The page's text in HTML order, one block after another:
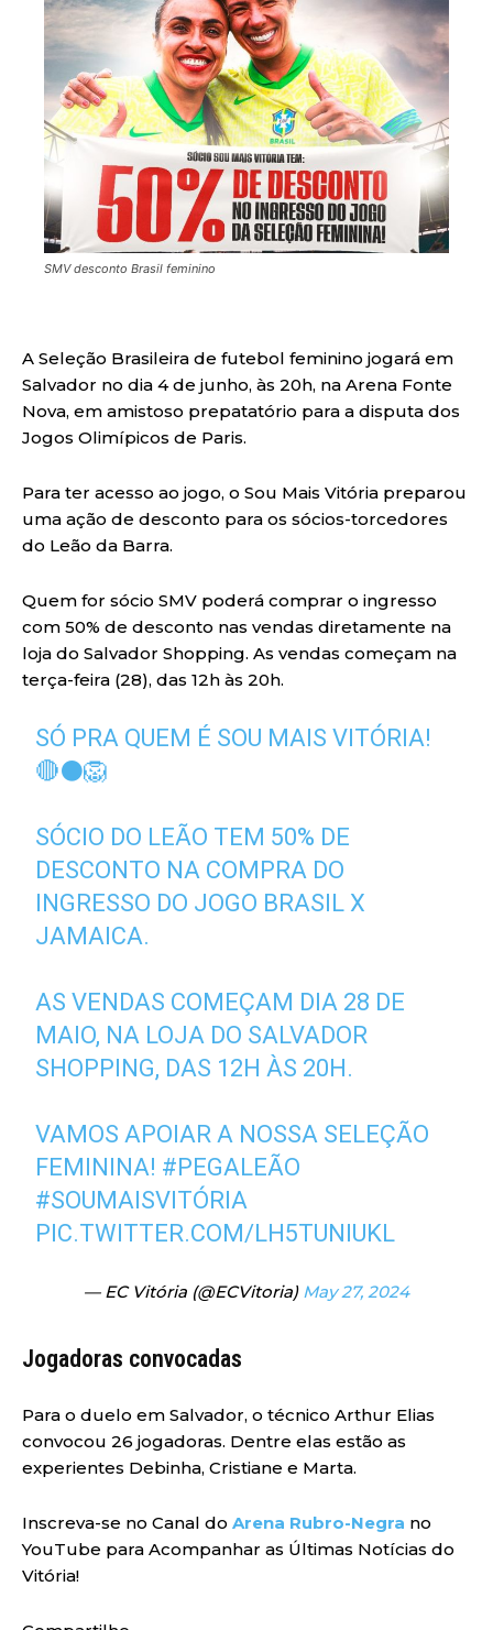
SMV desconto Brasil feminino
A Seleção Brasileira de futebol feminino jogará em
Salvador no dia 4 de junho, às 20h, na Arena Fonte
Nova, em amistoso prepatatório para a disputa dos
Jogos Olimípicos de Paris.
Para ter acesso ao jogo, o Sou Mais Vitória preparou
uma ação de desconto para os sócios-torcedores
do Leão da Barra.
Quem for sócio SMV poderá comprar o ingresso
com 50% de desconto nas vendas diretamente na
loja do Salvador Shopping. As vendas começam na
terça-feira (28), das 12h às 20h.
SÓ PRA QUEM É SOU MAIS VITÓRIA!
🔴⚫️🦁
SÓCIO DO LEÃO TEM 50% DE
DESCONTO NA COMPRA DO
INGRESSO DO JOGO BRASIL X
JAMAICA.
AS VENDAS COMEÇAM DIA 28 DE
MAIO, NA LOJA DO SALVADOR
SHOPPING, DAS 12H ÀS 20H.
VAMOS APOIAR A NOSSA SELEÇÃO
FEMININA! #PEGALEÃO
#SOUMAISVITÓRIA
PIC.TWITTER.COM/LH5TUNIUKL
— EC Vitória (@ECVitoria) May 27, 2024
Jogadoras convocadas
Para o duelo em Salvador, o técnico Arthur Elias
convocou 26 jogadoras. Dentre elas estão as
experientes Debinha, Cristiane e Marta.
Inscreva-se no Canal do Arena Rubro-Negra no
YouTube para Acompanhar as Últimas Notícias do
Vitória!